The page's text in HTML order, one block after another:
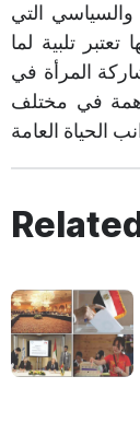
التي
تلبية لما
المرأة في
في مختلف